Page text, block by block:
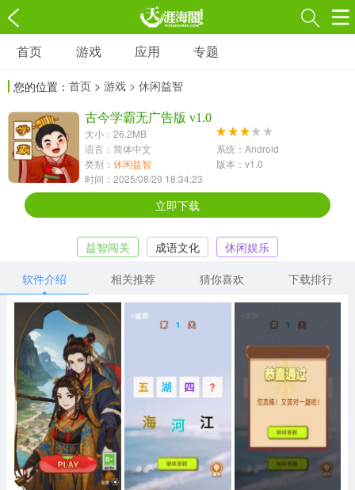
游戏
3697款应用
1597款应用
休闲益智
13387款应用
2196款应用
1072款应用
418款应用
568款应用
音乐舞蹈
269款应用
2716款应用
其他
1654款应用
515款应用
MOD游戏
1056款应用
首页 游戏 应用 专题
您的位置： 首页 > 游戏 > 休闲益智
古今学霸无广告版 v1.0
大小：26.2MB
语言：简体中文
系统：Android
类别： 休闲益智
版本：v1.0
时间：2025/08/29 18:34:23
立即下载
益智闯关 成语文化
休闲娱乐
软件介绍
相关推荐 猜你喜欢 下载排行